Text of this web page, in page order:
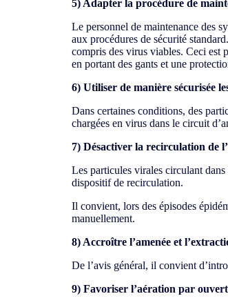
5) Adapter la procédure de
Le personnel de maintenance des
aux procédures de sécurité
compris des virus viables. Ceci est
en portant des gants et une
6) Utiliser de manière sécurisée
Dans certaines conditions, des
chargées en virus dans le circuit
7) Désactiver la recirculation de
Les particules virales circulant dans
dispositif de recirculation.
Il convient, lors des épisodes
manuellement.
8) Accroître l’amenée et
De l’avis général, il convient
9) Favoriser l’aération par